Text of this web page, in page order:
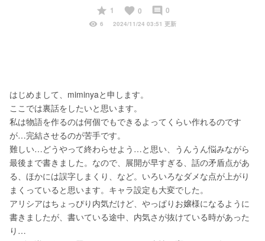
start
1 favorite 0 insert_comment 0
visibility 6 2024/11/24 03:51 更新
はじめまして、miminyaと申します。
ここでは裏話をしたいと思います。
私は物語を作るのは何個でもできるよってくらい作れるのです
が…完結させるのが苦手です。
難しい…どうやって終わらせよう…と思い、うんうん悩みながら
最後まで書きました。なので、展開が早すぎる、話の矛盾点があ
る、ほかには誤字しまくり、など。いろいろなダメな点が上がり
まくっていると思います。キャラ設定も大変でした。
アリシアはちょっぴり内気だけど、やっぱりお嬢様になるように
書きましたが、書いている途中、内気さが抜けている時があった
り…